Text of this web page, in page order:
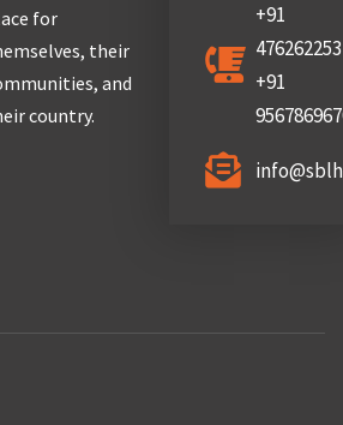
for
their
and
country.
+91
+91